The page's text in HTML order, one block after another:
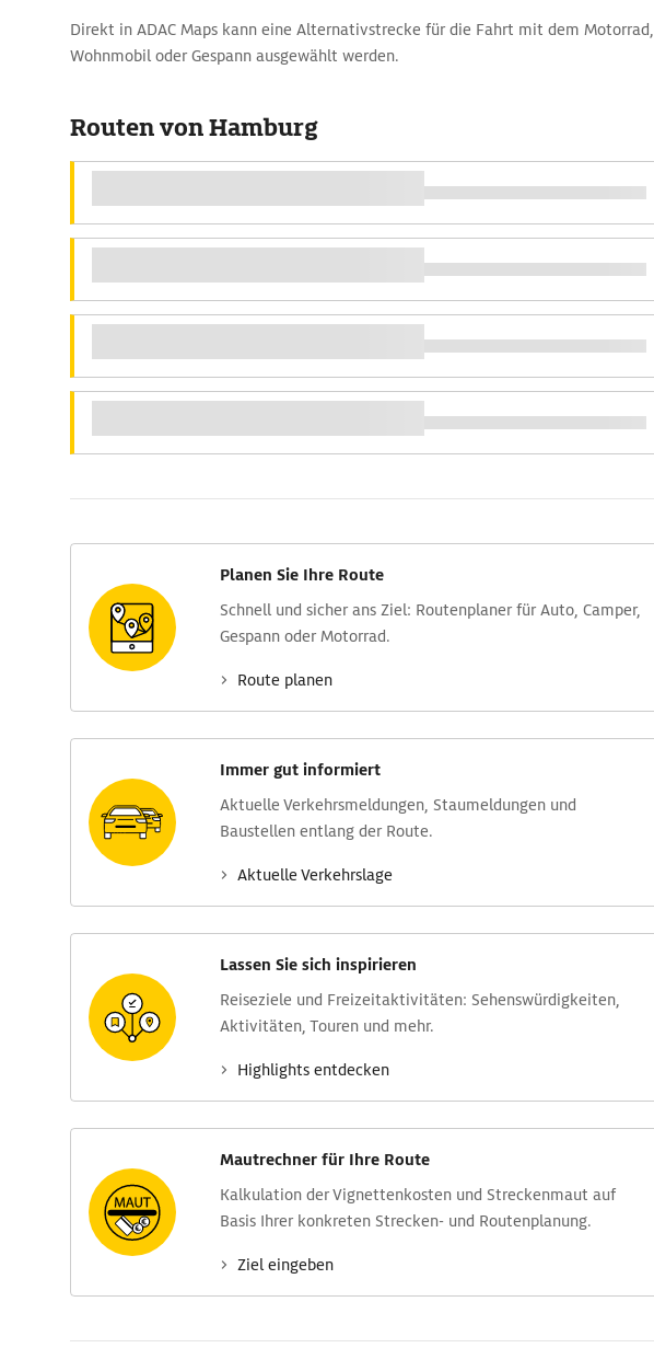
Direkt in ADAC Maps kann eine Alternativstrecke für die Fahrt mit dem Motorrad,
Wohnmobil oder Gespann ausgewählt werden.
Routen von Hamburg
Planen Sie Ihre Route
Schnell und sicher ans Ziel: Routen­planer für Auto, Camper,
Gespann oder Motorrad.
Route planen
Immer gut informiert
Aktuelle Verkehrs­meldungen, Stau­meldungen und
Baustellen entlang der Route.
Aktuelle Verkehrs­lage
Lassen Sie sich inspirieren
Reise­ziele und Freizeit­aktivitäten: Sehens­würdig­keiten,
Aktivitäten, Touren und mehr.
Highlights entdecken
Mautrechner für Ihre Route
Kalkulation der Vignettenkosten und Streckenmaut auf
Basis Ihrer konkreten Strecken- und Routenplanung.
Ziel eingeben